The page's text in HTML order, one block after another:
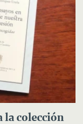
la colección